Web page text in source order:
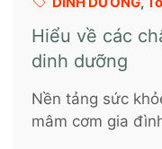
Hiểu về các
dinh dưỡng
Nền tảng sức
mâm cơm gia